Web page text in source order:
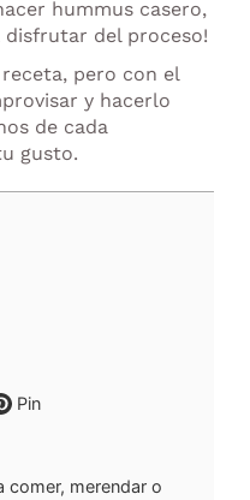
hummus casero,
disfrutar del proceso!
pero con el
y hacerlo
de cada
gusto.
Pin
comer, merendar o